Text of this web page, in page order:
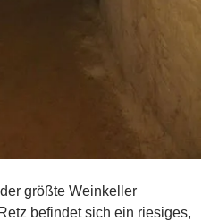
größte Weinkeller
befindet sich ein riesiges,